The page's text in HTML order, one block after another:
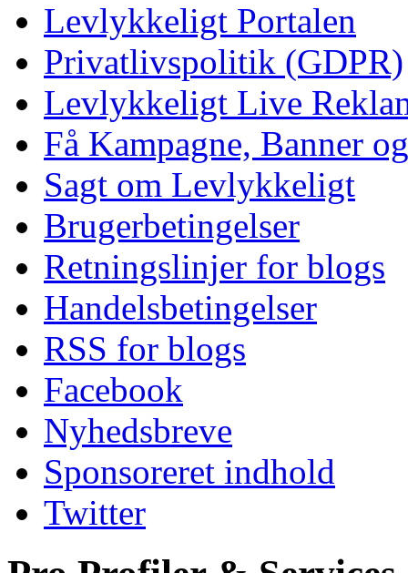
Levlykkeligt Portalen
Privatlivspolitik (GDPR)
Levlykkeligt Live
Få Kampagne, Banner
Sagt om Levlykkeligt
Brugerbetingelser
Retningslinjer for blogs
Handelsbetingelser
RSS for blogs
Facebook
Nyhedsbreve
Sponsoreret indhold
Twitter